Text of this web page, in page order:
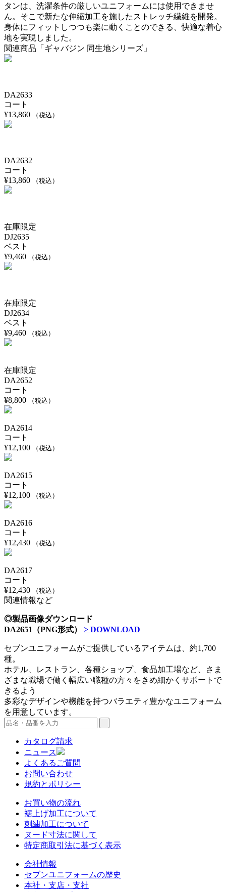
タンは、洗濯条件の厳しいユニフォームには使用できませ
ん。そこで新たな伸縮加工を施したストレッチ繊維を開発。
身体にフィットしつつも楽に動くことのできる、快適な着心
地を実現しました。
関連商品「ギャバジン 同生地シリーズ」
DA2633
コート
¥13,860 （税込）
DA2632
コート
¥13,860 （税込）
在庫限定
DJ2635
ベスト
¥9,460 （税込）
在庫限定
DJ2634
ベスト
¥9,460 （税込）
在庫限定
DA2652
コート
¥8,800 （税込）
DA2614
コート
¥12,100 （税込）
DA2615
コート
¥12,100 （税込）
DA2616
コート
¥12,430 （税込）
DA2617
コート
¥12,430 （税込）
関連情報など
◎製品画像ダウンロード
DA2651（PNG形式） > DOWNLOAD
セブンユニフォームがご提供しているアイテムは、約1,700
種。
ホテル、レストラン、各種ショップ、食品加工場など、さま
ざまな職場で働く幅広い職種の方々をきめ細かくサポートで
きるよう
多彩なデザインや機能を持つバラエティ豊かなユニフォーム
を用意しています。
カタログ請求
ニュース
よくあるご質問
お問い合わせ
規約とポリシー
お買い物の流れ
裾上げ加工について
刺繍加工について
ヌード寸法に関して
特定商取引法に基づく表示
会社情報
セブンユニフォームの歴史
本社・支店・支社